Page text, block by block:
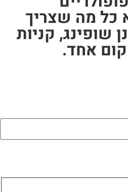
מה שצריך
שופינג, קניות
אחד.